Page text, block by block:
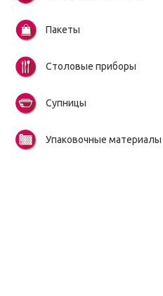
Пакеты
Столовые приборы
Супницы
Упаковочные материалы